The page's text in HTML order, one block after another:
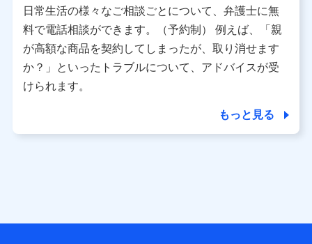
データ憲章」に定める行動原則を順守します 。
※ パーソナルデータダッシュボードの「第三者提供の管
理」の設定状態にかかわらず、共同利用する場合がありま
※ dポイントクラブ会員ではないお客さま（2019年12月11
日以降、一度もdポイントクラブ会員であったことがないお
個人データは、こちら の利用目的の範囲内に限って共同利
用します。
日常生活の様々なご相談ごとについて、弁護士に無
料で電話相談ができます。（予約制） 例えば、「親
が高額な商品を契約してしまったが、取り消せます
か？」といったトラブルについて、アドバイスが受
けられます。
もっと見る